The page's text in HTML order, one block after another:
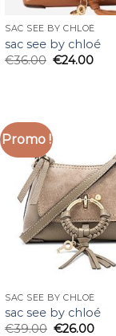
SAC SEE BY CHLOÉ
sac see by chloé
€36.00 €24.00
Promo !
SAC SEE BY CHLOÉ
sac see by chloé
€39.00 €26.00